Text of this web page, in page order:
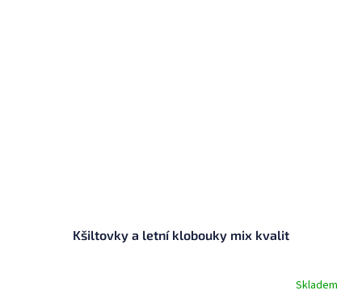
Kšiltovky a letní klobouky mix kvalit
Skladem